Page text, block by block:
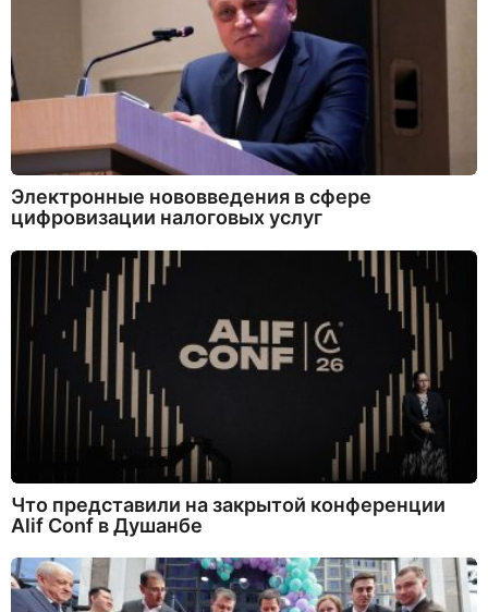
Электронные нововведения в сфере
цифровизации налоговых услуг
Что представили на закрытой конференции
Alif Conf в Душанбе